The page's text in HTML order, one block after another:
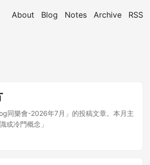
About Blog Notes Archive RSS
同樂會-2026年7月」的投稿文章。本月主
或冷門概念」